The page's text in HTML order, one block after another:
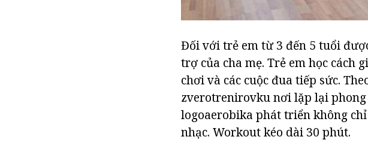
Đối với trẻ em từ 3 đến 5 tuổi
trợ của cha mẹ. Trẻ em học cách
chơi và các cuộc đua tiếp sức.
zverotrenirovku nơi lặp lại
logoaerobika phát triển không
nhạc. Workout kéo dài 30 phút.